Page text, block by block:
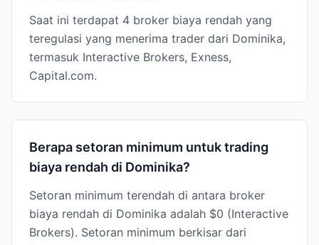
Saat ini terdapat 4 broker biaya rendah yang
teregulasi yang menerima trader dari Dominika,
termasuk Interactive Brokers, Exness,
Capital.com.
Berapa setoran minimum untuk trading
biaya rendah di Dominika?
Setoran minimum terendah di antara broker
biaya rendah di Dominika adalah $0 (Interactive
Brokers). Setoran minimum berkisar dari